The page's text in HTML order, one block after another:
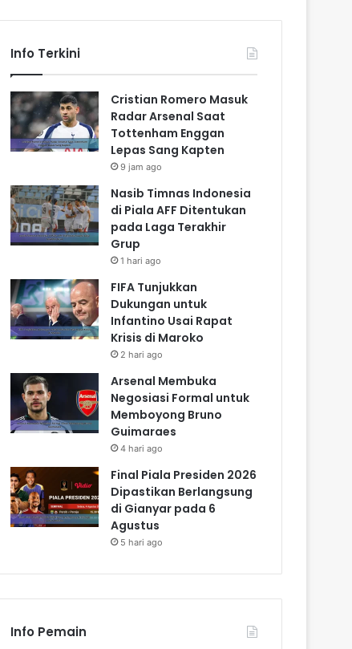
Info Terkini
Cristian Romero Masuk
Radar Arsenal Saat
Tottenham Enggan
Lepas Sang Kapten
9 jam ago
Nasib Timnas Indonesia
di Piala AFF Ditentukan
pada Laga Terakhir
Grup
1 hari ago
FIFA Tunjukkan
Dukungan untuk
Infantino Usai Rapat
Krisis di Maroko
2 hari ago
Arsenal Membuka
Negosiasi Formal untuk
Memboyong Bruno
Guimaraes
4 hari ago
Final Piala Presiden 2026
Dipastikan Berlangsung
di Gianyar pada 6
Agustus
5 hari ago
Info Pemain